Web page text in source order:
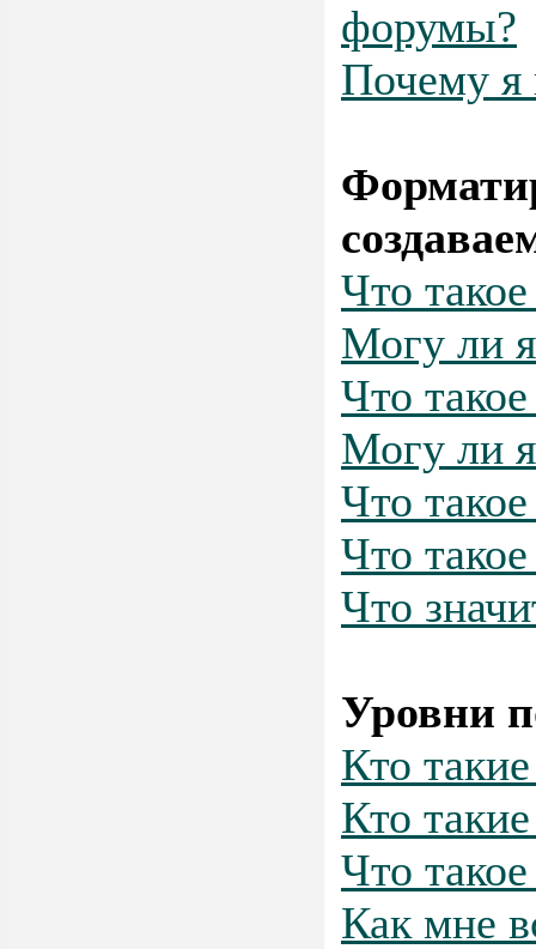
форумы?
Почему я
Что
Могу ли
Что
Могу ли я
Что
Что
Что
Уровни
Кто
Кто
Что
Как мне